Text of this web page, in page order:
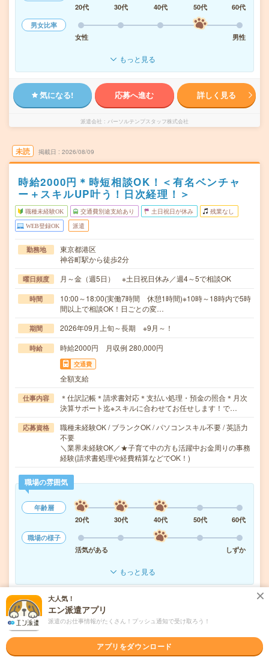
20代
30代 40代 50代
60代
男女比率
女性
男性
もっと見る
気になる! 応募へ進む 詳しく見る
派遣会社 パーソルテンプスタッフ株式会社
未読 掲載日 2026/08/09
時給2000円＊時短相談OK！＜有名ベンチャ
ー＋スキルUP叶う！日次経理！＞
職種未経験OK 交通費別途支給あり 土日祝日が休み 残業なし
WEB登録OK 派遣
勤務地
東京都港区
神谷町駅から徒歩2分
曜日頻度 月～金（週5日） ※土日祝日休み／週4～5で相談OK
時間
10:00～18:00(実働7時間 休憩1時間)※10時～18時内で5時
間以上で相談OK！日ごとの変…
期間 2026年09月上旬～長期 ※9月～！
時給 時給2000円 月収例 280,000円
交通費
全額支給
仕事内容
＊仕訳記帳＊請求書対応＊支払い処理・預金の照合＊月次
決算サポート迄※スキルに合わせてお任せします！で…
応募資格
職種未経験OK / ブランクOK / パソコンスキル不要 / 英語力
不要
＼業界未経験OK／★子育て中の方も活躍中お金周りの事務
経験(請求書処理や経費精算などでOK！)
職場の雰囲気
年齢層
20代
30代 40代 50代
60代
職場の様子
活気がある
しずか
もっと見る
気になる!
大人気！
エン派遣アプリ
派遣のお仕事情報がたくさん！プッシュ通知で受け取ろう！
アプリをダウンロード